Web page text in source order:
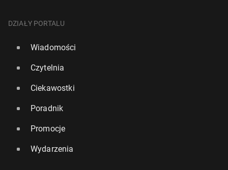
DZIAŁY PORTALU
Wiadomości
Czytelnia
Ciekawostki
Poradnik
Promocje
Wydarzenia